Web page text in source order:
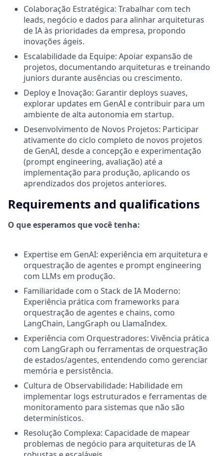
Colaboração Estratégica: Trabalhar com tech
leads, negócio e dados para alinhar arquiteturas
de IA às prioridades da empresa, propondo
inovações ágeis.
Escalabilidade da Equipe: Apoiar expansão de
projetos, documentando arquiteturas e treinando
juniors durante ausências ou crescimento.
Deploy e Inovação: Garantir deploys suaves,
explorar updates em GenAI e contribuir para um
ambiente de alta autonomia em startup.
Desenvolvimento de Novos Projetos: Participar
ativamente do ciclo completo de novos projetos
de GenAI, desde a concepção e experimentação
(prompt engineering, avaliação) até a
implementação para produção, aplicando os
aprendizados dos projetos anteriores.
Requirements and qualifications
O que esperamos que você tenha:
Expertise em GenAI: experiência em arquitetura e
orquestração de agentes e prompt engineering
com LLMs em produção.
Familiaridade com o Stack de IA Moderno:
Experiência prática com frameworks para
orquestração de agentes e chains, como
LangChain, LangGraph ou LlamaIndex.
Experiência com Orquestradores: Vivência prática
com LangGraph ou ferramentas de orquestração
de estados/agentes, entendendo como gerenciar
memória e persistência.
Cultura de Observabilidade: Habilidade em
implementar logs estruturados e ferramentas de
monitoramento para sistemas que não são
determinísticos.
Resolução Complexa: Capacidade de mapear
problemas de negócio para arquiteturas de IA